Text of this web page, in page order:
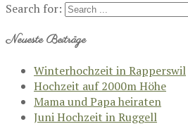
Search for:
Neueste Beiträge
Winterhochzeit in Rapperswil
Hochzeit auf 2000m Höhe
Mama und Papa heiraten
Juni Hochzeit in Ruggell